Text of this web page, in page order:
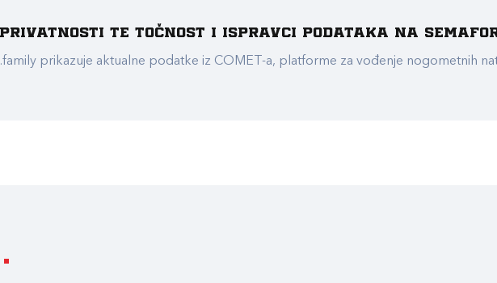
te točnost i ispravci podataka na
prikazuje aktualne podatke iz COMET-a, platforme za vođenje nogometnih